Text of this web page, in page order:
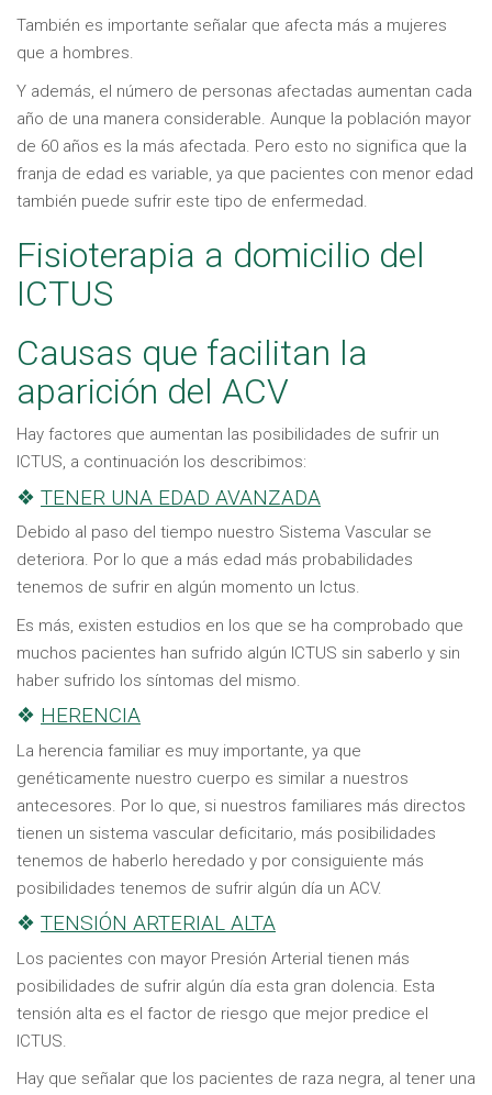
También es importante señalar que afecta más a mujeres
que a hombres.
Y además, el número de personas afectadas aumentan cada
año de una manera considerable. Aunque la población mayor
de 60 años es la más afectada. Pero esto no significa que la
franja de edad es variable, ya que pacientes con menor edad
también puede sufrir este tipo de enfermedad.
Fisioterapia a domicilio del
ICTUS
Causas que facilitan la
aparición del ACV
Hay factores que aumentan las posibilidades de sufrir un
ICTUS, a continuación los describimos:
❖ TENER UNA EDAD AVANZADA
Debido al paso del tiempo nuestro Sistema Vascular se
deteriora. Por lo que a más edad más probabilidades
tenemos de sufrir en algún momento un Ictus.
Es más, existen estudios en los que se ha comprobado que
muchos pacientes han sufrido algún ICTUS sin saberlo y sin
haber sufrido los síntomas del mismo.
❖ HERENCIA
La herencia familiar es muy importante, ya que
genéticamente nuestro cuerpo es similar a nuestros
antecesores. Por lo que, si nuestros familiares más directos
tienen un sistema vascular deficitario, más posibilidades
tenemos de haberlo heredado y por consiguiente más
posibilidades tenemos de sufrir algún día un ACV.
❖ TENSIÓN ARTERIAL ALTA
Los pacientes con mayor Presión Arterial tienen más
posibilidades de sufrir algún día esta gran dolencia. Esta
tensión alta es el factor de riesgo que mejor predice el
ICTUS.
Hay que señalar que los pacientes de raza negra, al tener una